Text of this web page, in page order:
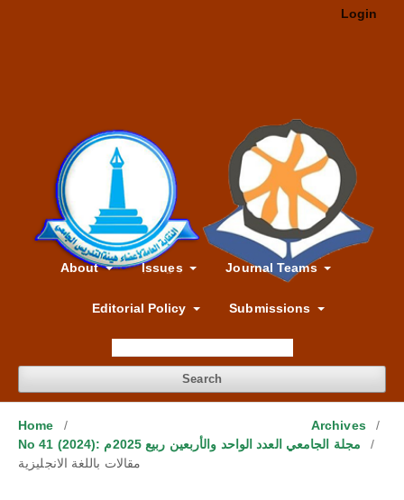
About Issues Journal Teams
Editorial Policy Submissions
Search
Login
Home / Archives
/
No 41 (2024): مجلة الجامعي العدد الواحد والأربعين ربيع 2025م
/
مقالات باللغة الانجليزية